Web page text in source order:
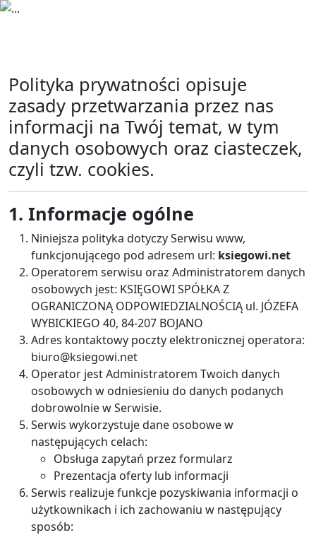
Polityka prywatności opisuje
zasady przetwarzania przez nas
informacji na Twój temat, w tym
danych osobowych oraz ciasteczek,
czyli tzw. cookies.
1. Informacje ogólne
Niniejsza polityka dotyczy Serwisu www,
funkcjonującego pod adresem url: ksiegowi.net
Operatorem serwisu oraz Administratorem danych
osobowych jest: KSIĘGOWI SPÓŁKA Z
OGRANICZONĄ ODPOWIEDZIALNOŚCIĄ ul. JÓZEFA
WYBICKIEGO 40, 84-207 BOJANO
Adres kontaktowy poczty elektronicznej operatora:
biuro@ksiegowi.net
Operator jest Administratorem Twoich danych
osobowych w odniesieniu do danych podanych
dobrowolnie w Serwisie.
Serwis wykorzystuje dane osobowe w
następujących celach:
Obsługa zapytań przez formularz
Prezentacja oferty lub informacji
Serwis realizuje funkcje pozyskiwania informacji o
użytkownikach i ich zachowaniu w następujący
sposób: